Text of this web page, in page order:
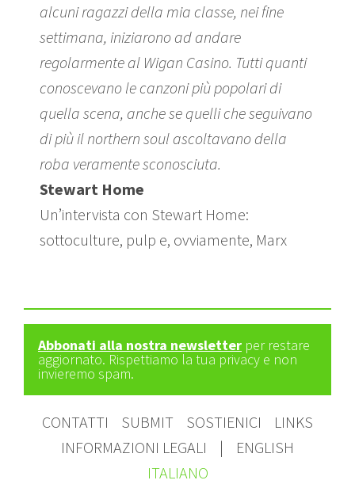
alcuni ragazzi della mia classe, nei fine
settimana, iniziarono ad andare
regolarmente al Wigan Casino. Tutti quanti
conoscevano le canzoni più popolari di
quella scena, anche se quelli che seguivano
di più il northern soul ascoltavano della
roba veramente sconosciuta.
Stewart Home
Un’intervista con Stewart Home:
sottoculture, pulp e, ovviamente, Marx
Abbonati alla nostra newsletter per restare
aggiornato. Rispettiamo la tua privacy e non
invieremo spam.
CONTATTI SUBMIT SOSTIENICI
LINKS
INFORMAZIONI LEGALI
|
ENGLISH
ITALIANO